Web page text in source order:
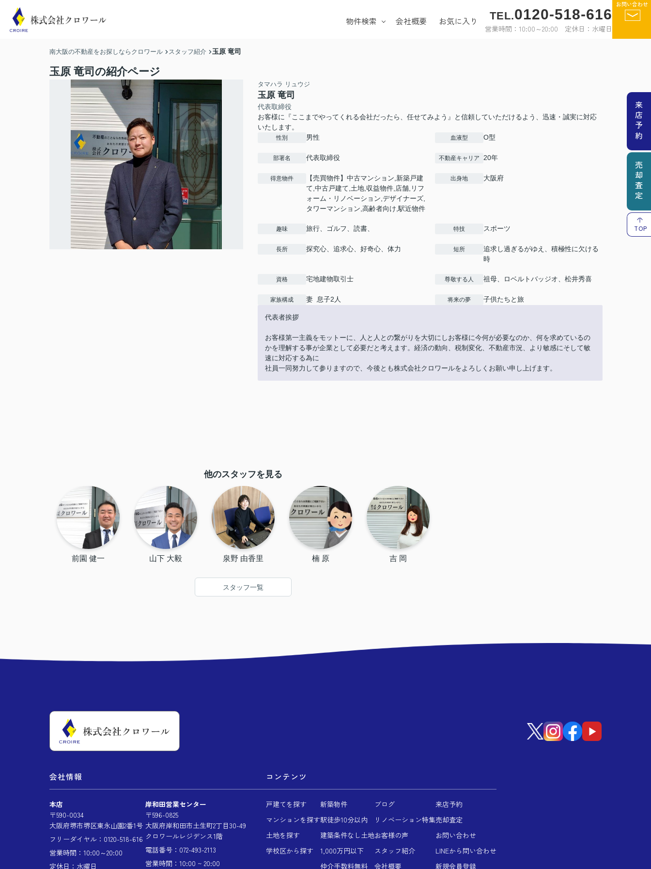
物件検索 会社概要 お気に入り TEL.0120-518-616
営業時間：10:00～20:00 定休日：水曜日
お問い合わせ
南大阪の不動産をお探しならクロワール スタッフ紹介 玉原 竜司
玉原 竜司の紹介ページ
タマハラ リュウジ
玉原 竜司
代表取締役
お客様に『ここまでやってくれる会社だったら、任せてみよう』と信頼していただけるよう、迅速・誠実に対応
いたします。
性別 男性 血液型 O型
部署名 代表取締役 不動産キャリア 20年
得意物件
【売買物件】中古マンション,新築戸建
て,中古戸建て,土地,収益物件,店舗,リフ
ォーム・リノベーション,デザイナーズ,
タワーマンション,高齢者向け,駅近物件
出身地 大阪府
趣味 旅行、ゴルフ、読書、 特技 スポーツ
長所 探究心、追求心、好奇心、体力 短所
追求し過ぎるがゆえ、積極性に欠ける
時
資格 宅地建物取引士 尊敬する人 祖母、ロベルトバッジオ、松井秀喜
家族構成 妻 息子2人 将来の夢 子供たちと旅
代表者挨拶
お客様第一主義をモットーに、人と人との繋がりを大切にしお客様に今何が必要なのか、何を求めているの
かを理解する事が企業として必要だと考えます。経済の動向、税制変化、不動産市況、より敏感にそして敏
速に対応する為に
社員一同努力して参りますので、今後とも株式会社クロワールをよろしくお願い申し上げます。
他のスタッフを見る
前園 健一 山下 大毅 泉野 由香里 楠 原 吉 岡
スタッフ一覧
会社情報
本店
〒590-0034
大阪府堺市堺区東永山園2番1号
フリーダイヤル：0120-518-616
営業時間：10:00～20:00
定休日：水曜日
岸和田営業センター
〒596-0825
大阪府岸和田市土生町2丁目30-49
クロワールレジデンス1階
電話番号：072-493-2113
営業時間：10:00 ~ 20:00
コンテンツ
戸建てを探す
マンションを探す
土地を探す
学校区から探す
新築物件
駅徒歩10分以内
建築条件なし土地
1,000万円以下
仲介手数料無料
ブログ
リノベーション特集
お客様の声
スタッフ紹介
会社概要
来店予約
売却査定
お問い合わせ
LINEから問い合わせ
新規会員登録
来店予約
売却査定
TOP